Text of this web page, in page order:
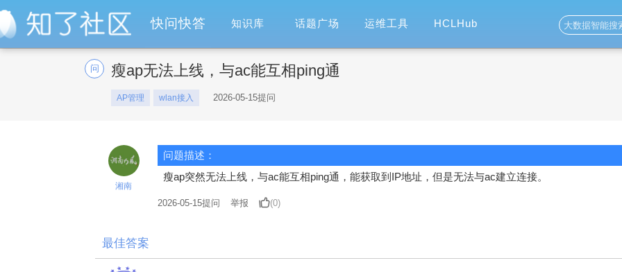
快问快答 知识库 话题广场 运维工具 HCLHub
问 瘦ap无法上线，与ac能互相ping通
AP管理 wlan接入 2026-05-15提问
湘南
问题描述：
瘦ap突然无法上线，与ac能互相ping通，能获取到IP地址，但是无法与ac建立连接。
2026-05-15提问 举报 (0)
最佳答案